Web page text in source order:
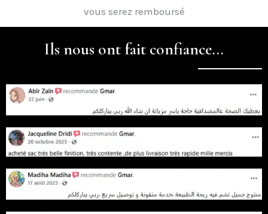
vous serez remboursé
Ils nous ont fait confiance...